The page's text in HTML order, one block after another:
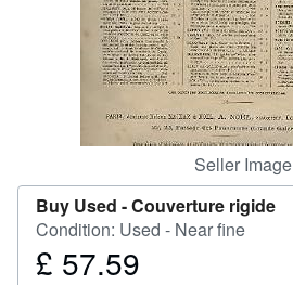
Seller Image
Buy Used -Couverture rigide
Condition: Used - Near fine
Price
£ 57.59